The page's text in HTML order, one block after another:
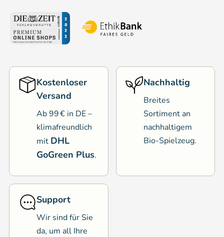
Kostenloser
Versand
Ab 99 € in DE –
klimafreundlich
mit DHL
GoGreen Plus.
Nachhaltig
Breites
Sortiment an
nachhaltigem
Bio-Spielzeug.
Support
Wir sind für Sie
da, um all Ihre